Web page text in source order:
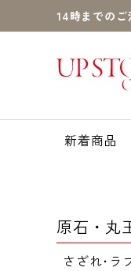
14時までの
新着商品
原石・丸
さざれ･ラ